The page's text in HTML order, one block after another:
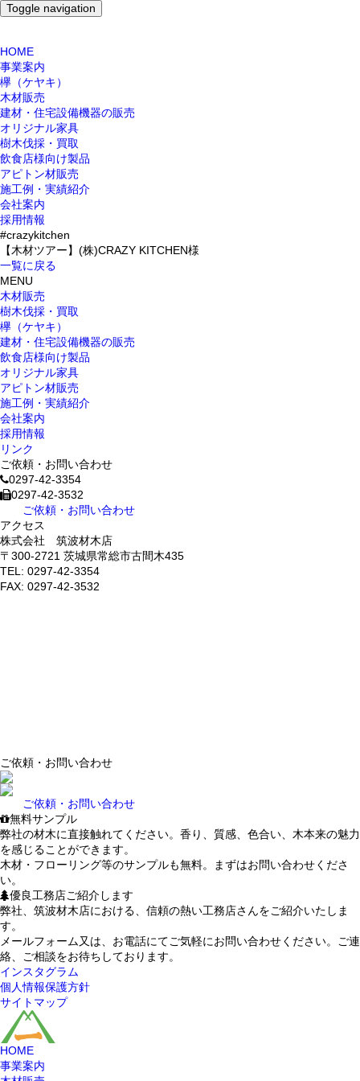
Toggle navigation
HOME
事業案内
欅（ケヤキ）
木材販売
建材・住宅設備機器の販売
オリジナル家具
樹木伐採・買取
飲食店様向け製品
アピトン材販売
施工例・実績紹介
会社案内
採用情報
#crazykitchen
【木材ツアー】(株)CRAZY KITCHEN様
一覧に戻る
MENU
木材販売
樹木伐採・買取
欅（ケヤキ）
建材・住宅設備機器の販売
飲食店様向け製品
オリジナル家具
アピトン材販売
施工例・実績紹介
会社案内
採用情報
リンク
ご依頼・お問い合わせ
0297-42-3354
0297-42-3532
ご依頼・お問い合わせ
アクセス
株式会社 筑波材木店
〒300-2721 茨城県常総市古間木435
TEL: 0297-42-3354
FAX: 0297-42-3532
ご依頼・お問い合わせ
ご依頼・お問い合わせ
無料サンプル
弊社の材木に直接触れてください。香り、質感、色合い、木本来の魅力
を感じることができます。
木材・フローリング等のサンプルも無料。まずはお問い合わせくださ
い。
優良工務店ご紹介します
弊社、筑波材木店における、信頼の熱い工務店さんをご紹介いたしま
す。
メールフォーム又は、お電話にてご気軽にお問い合わせください。ご連
絡、ご相談をお待ちしております。
インスタグラム
個人情報保護方針
サイトマップ
HOME
事業案内